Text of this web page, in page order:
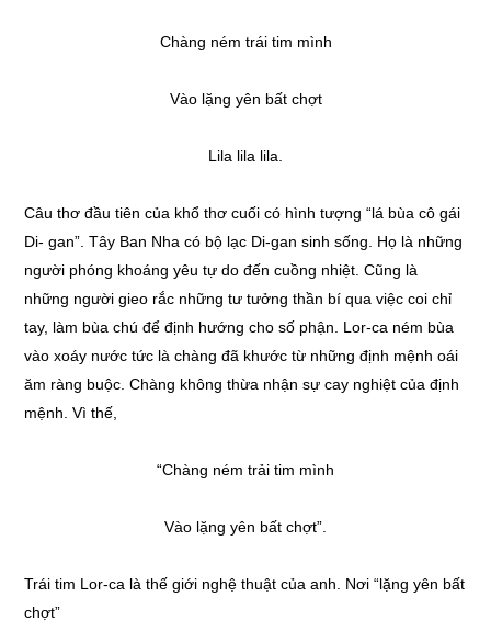
Chàng ném trái tim mình
Vào lặng yên bất chợt
Lila lila lila.
Câu thơ đầu tiên của khổ thơ cuối có hình tượng “lá bùa cô gái
Di- gan”. Tây Ban Nha có bộ lạc Di-gan sinh sống. Họ là những
người phóng khoáng yêu tự do đến cuồng nhiệt. Cũng là
những người gieo rắc những tư tưởng thần bí qua việc coi chỉ
tay, làm bùa chú để định hướng cho số phận. Lor-ca ném bùa
vào xoáy nước tức là chàng đã khước từ những định mệnh oái
ăm ràng buộc. Chàng không thừa nhận sự cay nghiệt của định
mệnh. Vì thế,
“Chàng ném trải tim mình
Vào lặng yên bất chợt”.
Trái tim Lor-ca là thế giới nghệ thuật của anh. Nơi “lặng yên bất
chợt”